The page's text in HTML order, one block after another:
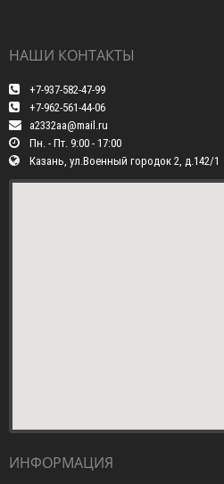
НАШИ КОНТАКТЫ
+7-937-582-47-99
+7-962-561-44-06
a2332aa@mail.ru
Пн. - Пт. 9:00 - 17:00
Казань, ул.Военный городок 2, д.142/1
ИНФОРМАЦИЯ